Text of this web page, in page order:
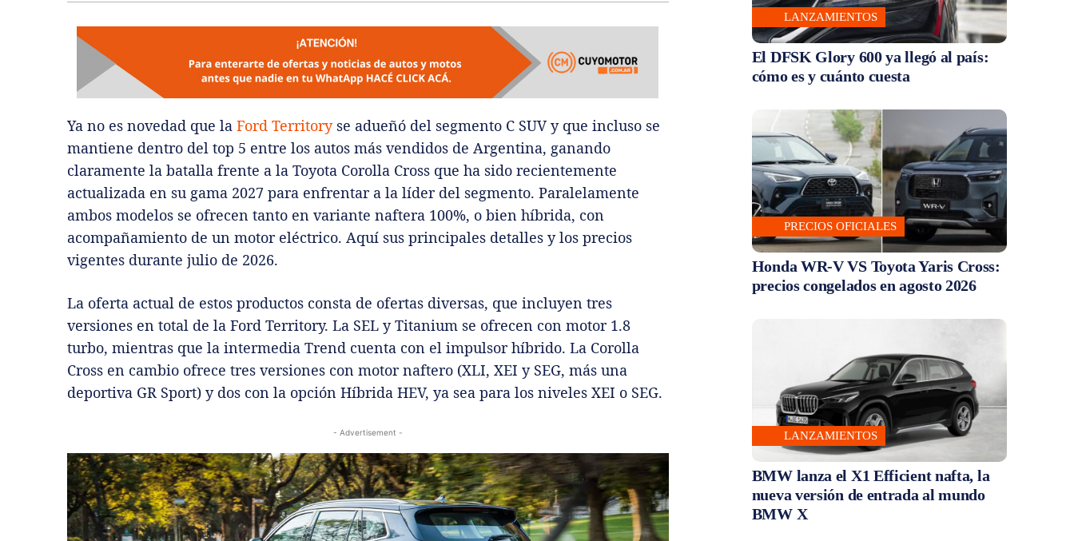
Ya no es novedad que la Ford Territoryse adueñó del segmento C SUV y que incluso se
mantiene dentro del top 5 entre los autos más vendidos de Argentina, ganando
claramente la batalla frente a la Toyota Corolla Cross que ha sido recientemente
actualizada en su gama 2027 para enfrentar a la líder del segmento. Paralelamente
ambos modelos se ofrecen tanto en variante naftera 100%, o bien híbrida, con
acompañamiento de un motor eléctrico. Aquí sus principales detalles y los precios
vigentes durante julio de 2026.
La oferta actual de estos productos consta de ofertas diversas, que incluyen tres
versiones en total de la Ford Territory. La SEL y Titanium se ofrecen con motor 1.8
turbo, mientras que la intermedia Trend cuenta con el impulsor híbrido. La Corolla
Cross en cambio ofrece tres versiones con motor naftero (XLI, XEI y SEG, más una
deportiva GR Sport) y dos con la opción Híbrida HEV, ya sea para los niveles XEI o SEG.
- Advertisement -
LANZAMIENTOS
El DFSK Glory 600 ya llegó al país:
cómo es y cuánto cuesta
PRECIOS OFICIALES
Honda WR-V VS Toyota Yaris Cross:
precios congelados en agosto 2026
LANZAMIENTOS
BMW lanza el X1 Efficient nafta, la
nueva versión de entrada al mundo
BMW X